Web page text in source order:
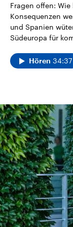
Fragen offen:
Konsequenzen
und Spanien
Südeuropa für
Hören 34:37